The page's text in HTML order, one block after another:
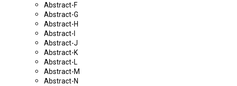
Abstract-F
Abstract-G
Abstract-H
Abstract-I
Abstract-J
Abstract-K
Abstract-L
Abstract-M
Abstract-N